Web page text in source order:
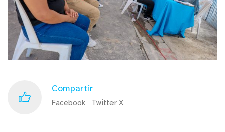
Compartir
Facebook Twitter X